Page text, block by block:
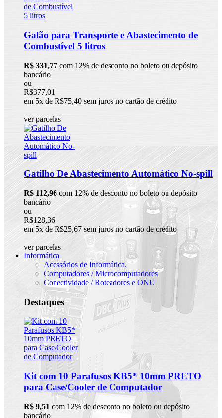
Galão para Transporte e Abastecimento de
Combustível 5 litros
R$ 331,77 com 12% de desconto no boleto ou depósito
bancário
ou
R$377,01
em 5x de R$75,40 sem juros no cartão de crédito
ver parcelas
Gatilho De Abastecimento Automático No-spill
R$ 112,96 com 12% de desconto no boleto ou depósito
bancário
ou
R$128,36
em 5x de R$25,67 sem juros no cartão de crédito
ver parcelas
Informática
Acessórios de Informática.
Computadores / Microcomputadores
Conectividade / Roteadores e ONU
Destaques
Kit com 10 Parafusos KB5* 10mm PRETO
para Case/Cooler de Computador
R$ 9,51 com 12% de desconto no boleto ou depósito
bancário